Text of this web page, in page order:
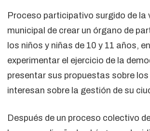
Proceso participativo surgido de la
municipal de crear un órgano de
los niños y niñas de 10 y 11 años,
experimentar el ejercicio de la
presentar sus propuestas sobre
interesan sobre la gestión de su
Después de un proceso colectivo